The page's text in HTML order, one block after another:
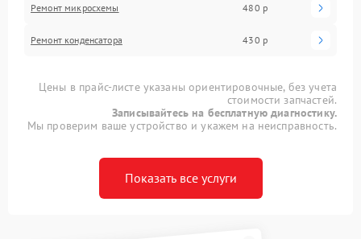
Ремонт микросхемы 480 р
Ремонт конденсатора 430 р
Цены в прайс-листе указаны ориентировочные, без учета
стоимости запчастей.
Записывайтесь на бесплатную диагностику.
Мы проверим ваше устройство и укажем на неисправность.
Показать все услуги